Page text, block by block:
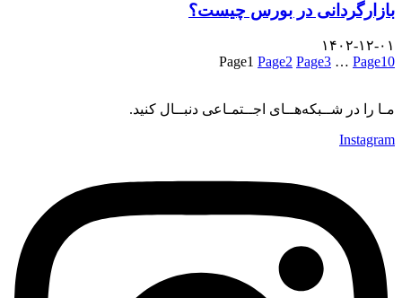
بازارگردانی در بورس چیست؟
۱۴۰۲-۱۲-۰۱
Page 1 Page 2 Page 3 … Page10
مـا را در شــبکه‌هــای اجــتمـاعی دنبــال کنید.
Instagram